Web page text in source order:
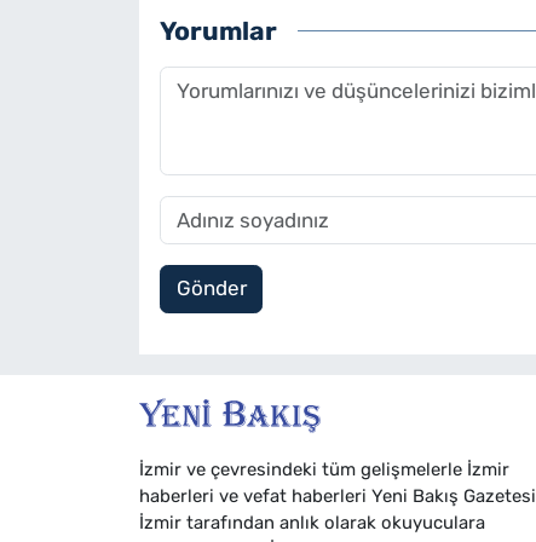
Yorumlar
Gönder
İzmir ve çevresindeki tüm gelişmelerle İzmir
haberleri ve vefat haberleri Yeni Bakış Gazetesi
İzmir tarafından anlık olarak okuyuculara